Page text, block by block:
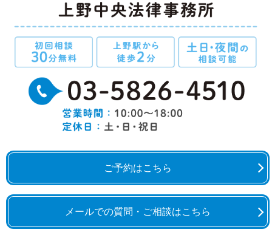
ご予約はこちら
メールでの質問・ご相談はこちら